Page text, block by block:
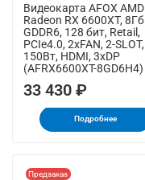
Видеокарта AFOX AMD
Radeon RX 6600XT, 8Гб
GDDR6, 128 бит, Retail,
PCIe4.0, 2xFAN, 2-SLOT,
150Вт, HDMI, 3xDP
(AFRX6600XT-8GD6H4)
33 430 ₽
Подробнее
Предзаказ